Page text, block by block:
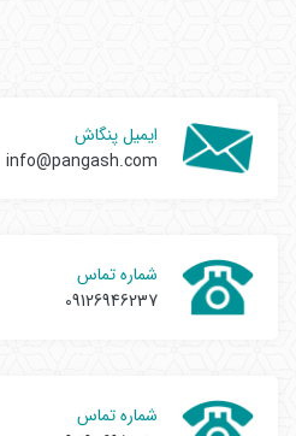
ایمیل پنگاش
info@pangash.com
شماره تماس
09126946237
شماره تماس